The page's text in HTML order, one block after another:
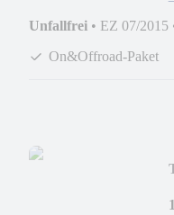
Unfallfrei • EZ 07/2015
On&Offroad-Paket